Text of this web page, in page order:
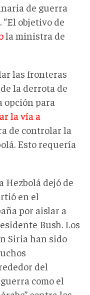
de guerra
objetivo de
la ministra de
las fronteras
la derrota de
opción para
la vía a
de controlar la
Esto requería
Hezbolá dejó de
en el
por aislar a
Bush. Los
Siria han sido
del
como el